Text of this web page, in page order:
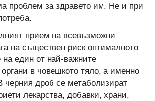
проблем за здравето им. Не и при
прием на всевъзможни
на съществен риск оптималното
един от най-важните
в човешкото тяло, а именно
черния дроб се метаболизират
лекарства, добавки, храни,